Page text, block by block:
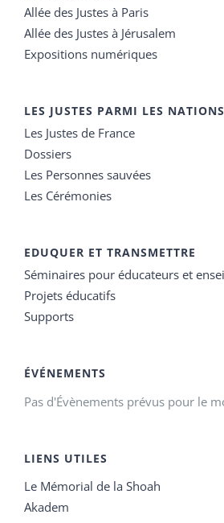
Allée des Justes à Paris
Allée des Justes à Jérusalem
Expositions numériques
LES JUSTES PARMI LES NATIONS
Les Justes de France
Dossiers
Les Personnes sauvées
Les Cérémonies
EDUQUER ET TRANSMETTRE
Séminaires pour éducateurs et
Projets éducatifs
Supports
ÉVÉNEMENTS
Pas d'Évènements prévus pour le
LIENS UTILES
Le Mémorial de la Shoah
Akadem